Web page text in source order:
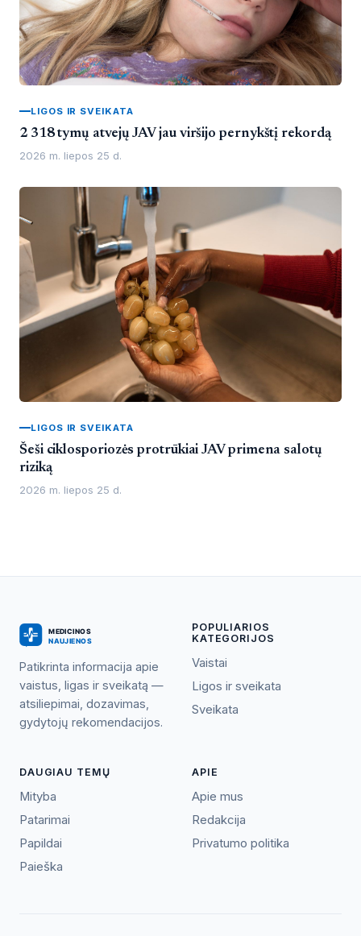
LIGOS IR SVEIKATA
2 318 tymų atvejų JAV jau viršijo pernykštį rekordą
2026 m. liepos 25 d.
LIGOS IR SVEIKATA
Šeši ciklosporiozės protrūkiai JAV primena salotų
riziką
2026 m. liepos 25 d.
Patikrinta informacija apie
vaistus, ligas ir sveikatą —
atsiliepimai, dozavimas,
gydytojų rekomendacijos.
POPULIARIOS
KATEGORIJOS
Vaistai
Ligos ir sveikata
Sveikata
DAUGIAU TEMŲ
Mityba
Patarimai
Papildai
Paieška
APIE
Apie mus
Redakcija
Privatumo politika